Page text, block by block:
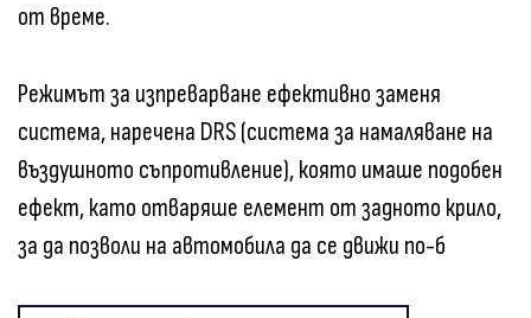
от време.
Режимът за изпреварване ефективно заменя
система, наречена DRS (система за намаляване на
въздушното съпротивление), която имаше подобен
ефект, като отваряше елемент от задното крило,
за да позволи на автомобила да се движи по-б